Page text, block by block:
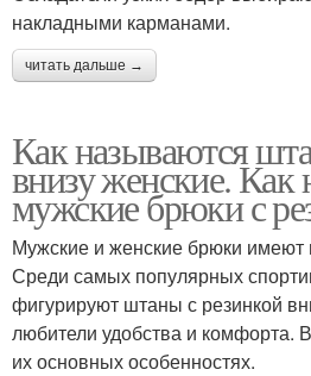
накладными карманами.
читать дальше →
Как называются
внизу женские. Как
мужские брюки с
Мужские и женские брюки имеют
Среди самых популярных
фигурируют штаны с резинкой
любители удобства и комфорта.
их основных особенностях.